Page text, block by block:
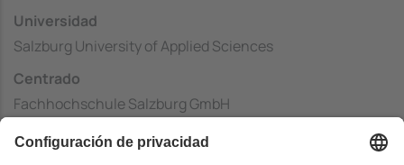
Universidad
Salzburg University of Applied Sciences
Centrado
Fachhochschule Salzburg GmbH
País